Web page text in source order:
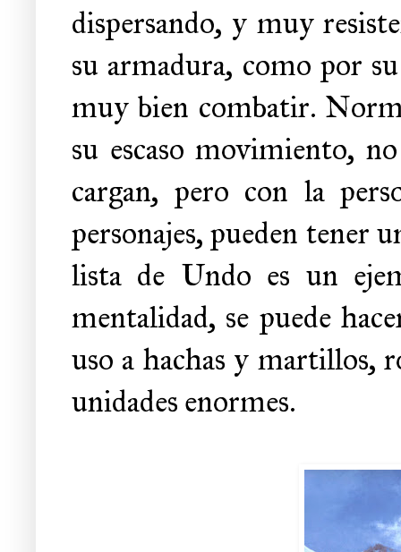
dispersando, y muy
su armadura, como por su
muy bien combatir.
su escaso movimiento,
cargan, pero con la
personajes, pueden tener
lista de Undo es un
mentalidad, se puede
uso a hachas y martillos,
unidades enormes.